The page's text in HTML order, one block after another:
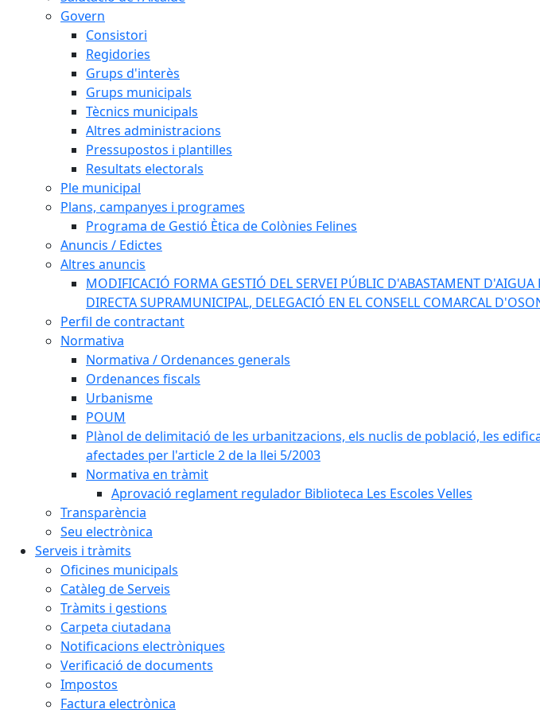
Govern
Consistori
Regidories
Grups d'interès
Grups municipals
Tècnics municipals
Altres administracions
Pressupostos i plantilles
Resultats electorals
Ple municipal
Plans, campanyes i programes
Programa de Gestió Ètica de Colònies Felines
Anuncis / Edictes
Altres anuncis
MODIFICACIÓ FORMA GESTIÓ DEL SERVEI PÚBLIC D'ABASTAMENT
DIRECTA SUPRAMUNICIPAL, DELEGACIÓ EN EL CONSELL COMARCAL
Perfil de contractant
Normativa
Normativa / Ordenances generals
Ordenances fiscals
Urbanisme
POUM
Plànol de delimitació de les urbanitzacions, els nuclis de població, les
afectades per l'article 2 de la llei 5/2003
Normativa en tràmit
Aprovació reglament regulador Biblioteca Les Escoles Velles
Transparència
Seu electrònica
Serveis i tràmits
Oficines municipals
Catàleg de Serveis
Tràmits i gestions
Carpeta ciutadana
Notificacions electròniques
Verificació de documents
Impostos
Factura electrònica